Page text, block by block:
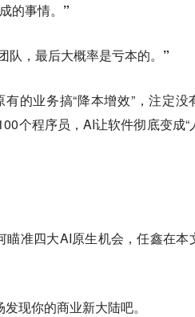
的事情。”
队，最后大概率是亏本的。”
的业务搞“降本增效”，注定没
个程序员，AI让软件彻底变成“
瞄准四大AI原生机会，任鑫在本
现你的商业新大陆吧。